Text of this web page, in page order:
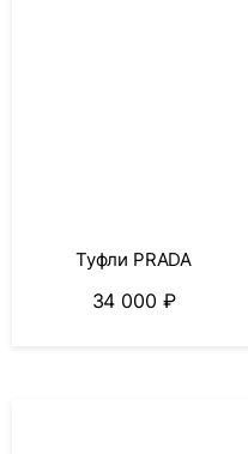
Туфли PRADA
34 000 ₽